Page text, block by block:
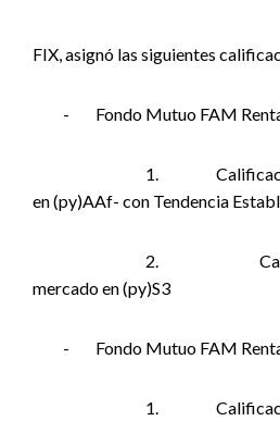
FIX, asignó las siguientes
- Fondo Mutuo FAM
1.
en (py)AAf- con Tendencia
2.
mercado en (py)S3
- Fondo Mutuo FAM
1.